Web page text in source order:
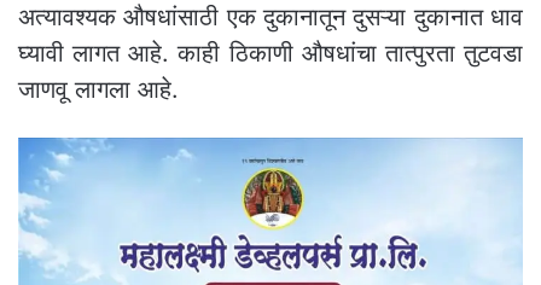
अत्यावश्यक औषधांसाठी एक दुकानातून दुसऱ्या दुकानात धाव
घ्यावी लागत आहे. काही ठिकाणी औषधांचा तात्पुरता तुटवडा
जाणवू लागला आहे.